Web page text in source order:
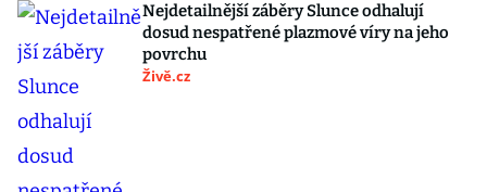
Nejdetailnější záběry Slunce odhalují
dosud nespatřené plazmové víry na jeho
povrchu
Živě.cz